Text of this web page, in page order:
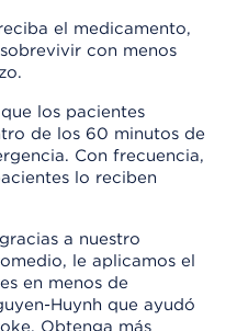
el medicamento,
con menos
los pacientes
de los 60 minutos de
Con frecuencia,
lo reciben
a nuestro
le aplicamos el
en menos de
Huynh que ayudó
Obtenga más